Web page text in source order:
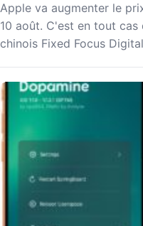
Apple va augmenter le
10 août. C'est en tout
chinois Fixed Focus